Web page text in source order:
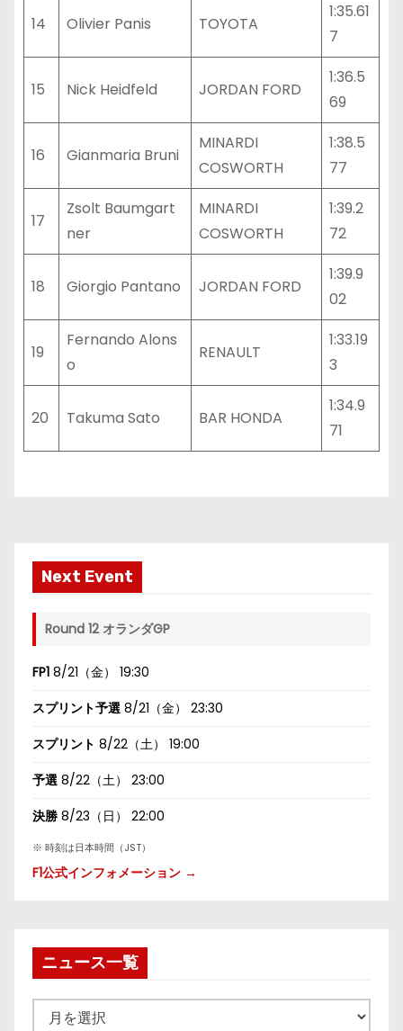
14 Olivier Panis TOYOTA
1:35.61
7
15 Nick Heidfeld JORDAN FORD
1:36.5
69
16 Gianmaria Bruni
MINARDI
COSWORTH
1:38.5
77
17
Zsolt Baumgart
ner
MINARDI
COSWORTH
1:39.2
72
18 Giorgio Pantano JORDAN FORD
1:39.9
02
19
Fernando Alons
o
RENAULT
1:33.19
3
20 Takuma Sato BAR HONDA
1:34.9
71
Next Event
Round 12 オランダGP
FP1 8/21（金） 19:30
スプリント予選 8/21（金） 23:30
スプリント 8/22（土） 19:00
予選 8/22（土） 23:00
決勝 8/23（日） 22:00
※ 時刻は日本時間（JST）
F1公式インフォメーション →
ニュース一覧